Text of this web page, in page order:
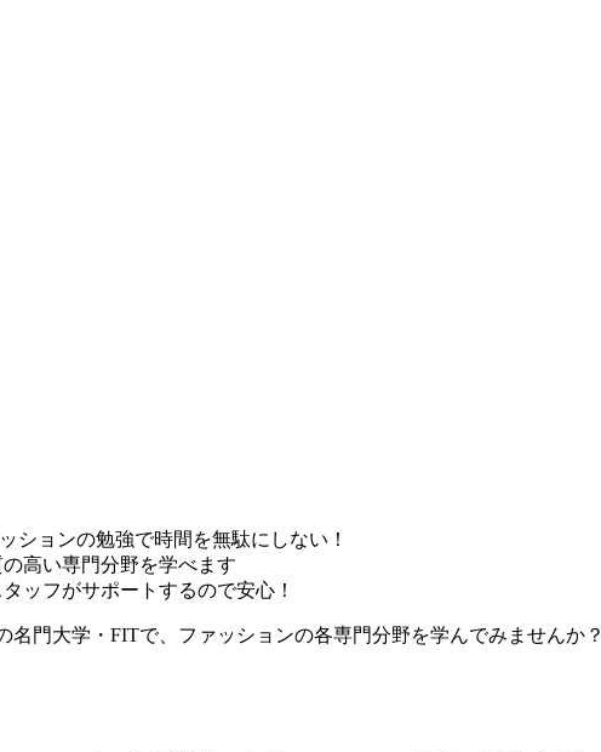
ションの勉強で時間を無駄にしない！
高い専門分野を学べます
ッフがサポートするので安心！
名門大学・FITで、ファッションの各専門分野を学んでみませんか？